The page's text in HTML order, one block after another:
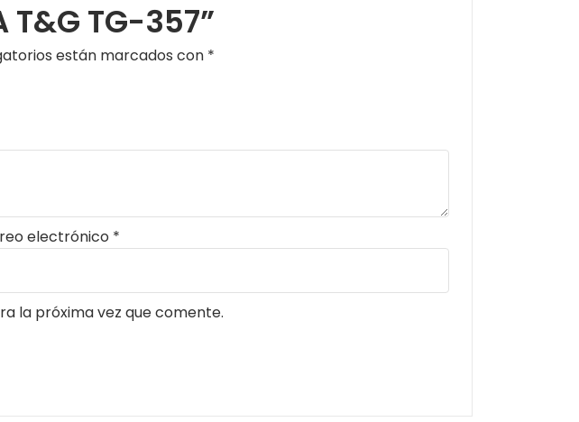
TG-357”
están marcados con *
electrónico *
la próxima vez que comente.